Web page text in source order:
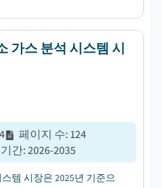
가스 분석 시스템 시
페이지 수:124
간:2026-2035
템 시장은 2025년 기준으